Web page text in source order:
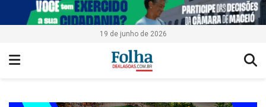
19 de junho de 2026